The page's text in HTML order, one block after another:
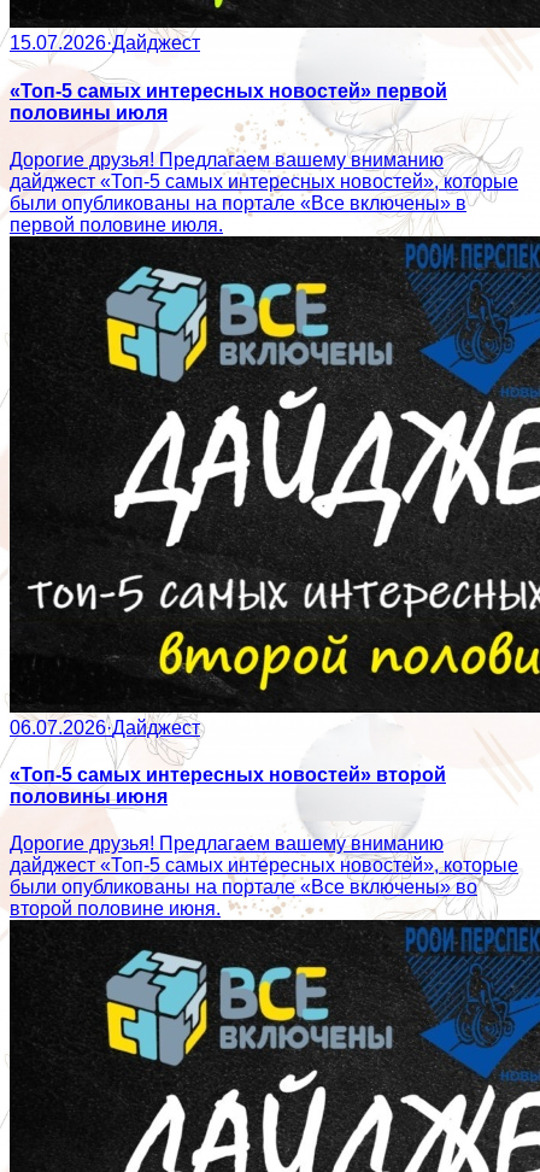
15.07.2026·Дайджест
«Топ-5 самых интересных новостей» первой
половины июля
Дорогие друзья! Предлагаем вашему вниманию
дайджест «Топ-5 самых интересных новостей», которые
были опубликованы на портале «Все включены» в
первой половине июля.
06.07.2026·Дайджест
«Топ-5 самых интересных новостей» второй
половины июня
Дорогие друзья! Предлагаем вашему вниманию
дайджест «Топ-5 самых интересных новостей», которые
были опубликованы на портале «Все включены» во
второй половине июня.